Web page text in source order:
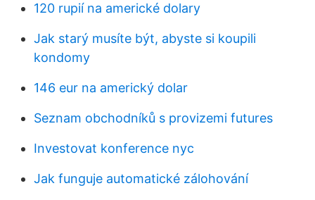
120 rupií na americké dolary
Jak starý musíte být, abyste si koupili
kondomy
146 eur na americký dolar
Seznam obchodníků s provizemi futures
Investovat konference nyc
Jak funguje automatické zálohování